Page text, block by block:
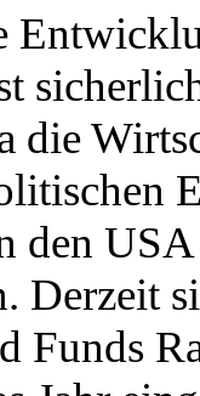
die
den
Derzeit
Funds